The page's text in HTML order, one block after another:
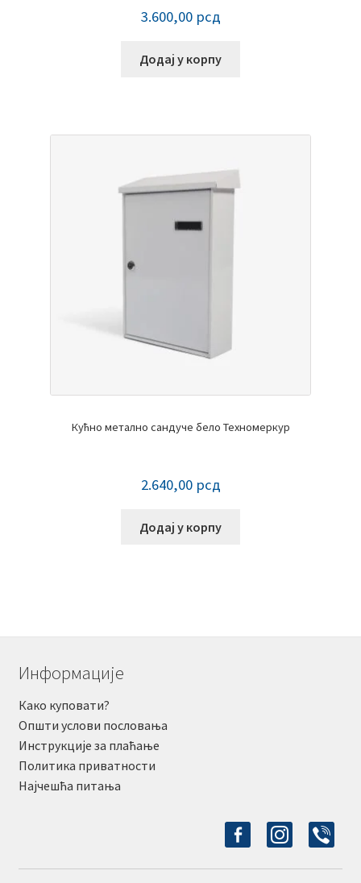
3.600,00 рсд
Додај у корпу
Кућно метално сандуче бело Техномеркур
2.640,00 рсд
Додај у корпу
Информације
Како куповати?
Општи услови пословања
Инструкције за плаћање
Политика приватности
Најчешћа питања
facebook-
alt
instagram
viber